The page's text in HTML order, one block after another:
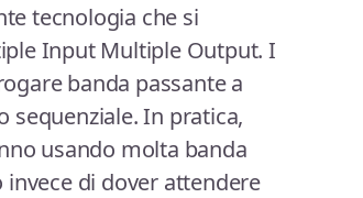
tecnologia che si
Input Multiple Output. I
banda passante a
In pratica,
usando molta banda
di dover attendere